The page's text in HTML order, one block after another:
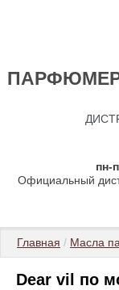
пн-
Официальный
Главная / Масла
Dear vil по